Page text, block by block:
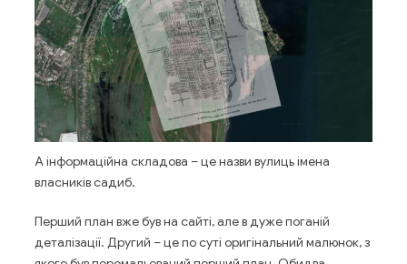
А інформаційна складова – це назви вулиць імена
власників садиб.
Перший план вже був на сайті, але в дуже поганій
деталізації. Другий – це по суті оригінальний малюнок, з